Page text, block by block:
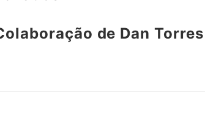
de Dan Torres